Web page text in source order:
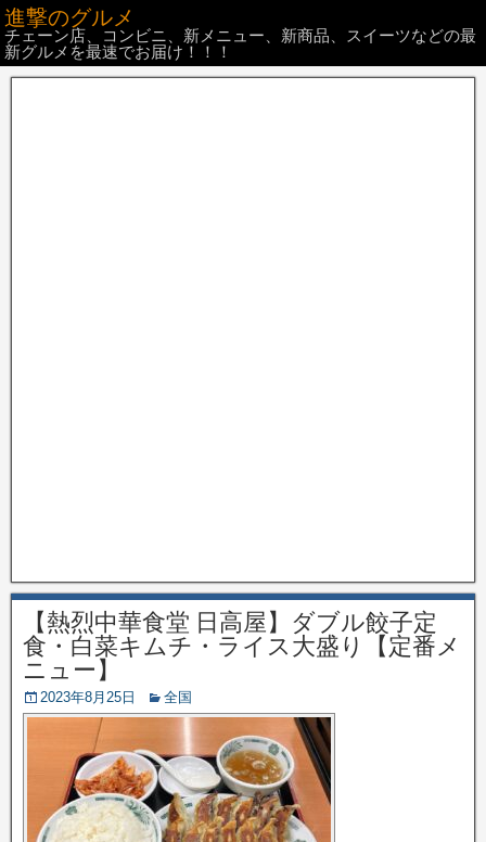
進撃のグルメ
チェーン店、コンビニ、新メニュー、新商品、スイーツなどの最
新グルメを最速でお届け！！！
【熱烈中華食堂 日高屋】ダブル餃子定
食・白菜キムチ・ライス大盛り【定番メ
ニュー】
2023年8月25日 全国